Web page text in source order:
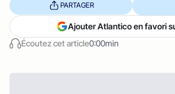
Écoutez cet article0:00min
PARTAGER
Ajouter Atlantico en favori